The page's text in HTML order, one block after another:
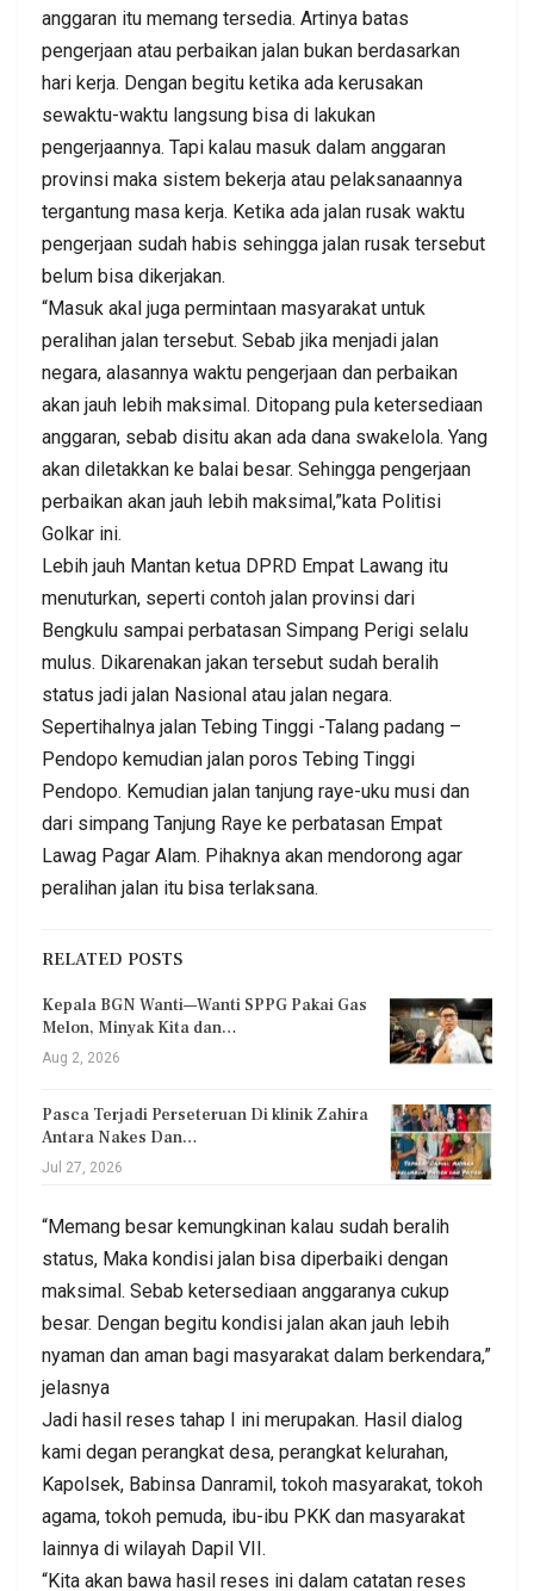
anggaran itu memang tersedia. Artinya batas
pengerjaan atau perbaikan jalan bukan berdasarkan
hari kerja. Dengan begitu ketika ada kerusakan
sewaktu-waktu langsung bisa di lakukan
pengerjaannya. Tapi kalau masuk dalam anggaran
provinsi maka sistem bekerja atau pelaksanaannya
tergantung masa kerja. Ketika ada jalan rusak waktu
pengerjaan sudah habis sehingga jalan rusak tersebut
belum bisa dikerjakan.
“Masuk akal juga permintaan masyarakat untuk
peralihan jalan tersebut. Sebab jika menjadi jalan
negara, alasannya waktu pengerjaan dan perbaikan
akan jauh lebih maksimal. Ditopang pula ketersediaan
anggaran, sebab disitu akan ada dana swakelola. Yang
akan diletakkan ke balai besar. Sehingga pengerjaan
perbaikan akan jauh lebih maksimal,”kata Politisi
Golkar ini.
Lebih jauh Mantan ketua DPRD Empat Lawang itu
menuturkan, seperti contoh jalan provinsi dari
Bengkulu sampai perbatasan Simpang Perigi selalu
mulus. Dikarenakan jakan tersebut sudah beralih
status jadi jalan Nasional atau jalan negara.
Sepertihalnya jalan Tebing Tinggi -Talang padang –
Pendopo kemudian jalan poros Tebing Tinggi
Pendopo. Kemudian jalan tanjung raye-uku musi dan
dari simpang Tanjung Raye ke perbatasan Empat
Lawag Pagar Alam. Pihaknya akan mendorong agar
peralihan jalan itu bisa terlaksana.
RELATED POSTS
Kepala BGN Wanti—Wanti SPPG Pakai Gas
Melon, Minyak Kita dan…
Aug 2, 2026
Pasca Terjadi Perseteruan Di klinik Zahira
Antara Nakes Dan…
Jul 27, 2026
“Memang besar kemungkinan kalau sudah beralih
status, Maka kondisi jalan bisa diperbaiki dengan
maksimal. Sebab ketersediaan anggaranya cukup
besar. Dengan begitu kondisi jalan akan jauh lebih
nyaman dan aman bagi masyarakat dalam berkendara,”
jelasnya
Jadi hasil reses tahap I ini merupakan. Hasil dialog
kami degan perangkat desa, perangkat kelurahan,
Kapolsek, Babinsa Danramil, tokoh masyarakat, tokoh
agama, tokoh pemuda, ibu-ibu PKK dan masyarakat
lainnya di wilayah Dapil VII.
“Kita akan bawa hasil reses ini dalam catatan reses